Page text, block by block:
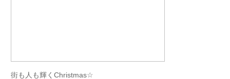
街も人も輝くChristmas☆